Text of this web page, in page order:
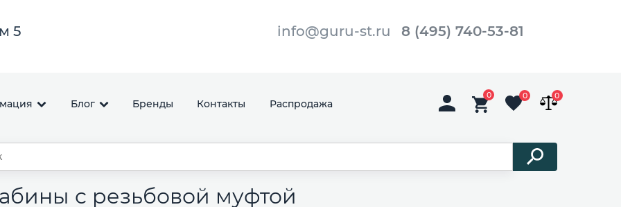
5 info@guru-st.ru 8 (495) 740-53-81
Блог Бренды Контакты Распродажа
0 0 0
с резьбовой муфтой